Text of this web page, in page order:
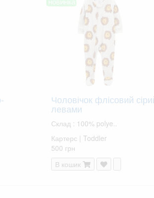
Чоловічок флісовий
левами
Склад : 100% polye..
Картерс | Toddler
500 грн
В кошик